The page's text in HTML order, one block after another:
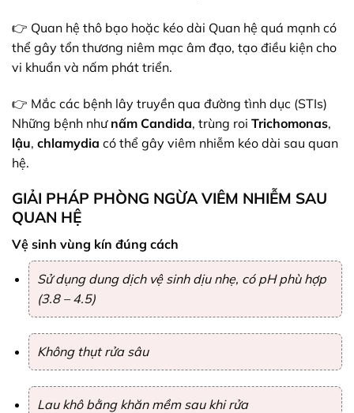
👉 Quan hệ thô bạo hoặc kéo dài Quan hệ quá mạnh có
thể gây tổn thương niêm mạc âm đạo, tạo điều kiện cho
vi khuẩn và nấm phát triển.
👉 Mắc các bệnh lây truyền qua đường tình dục (STIs)
Những bệnh như nấm Candida, trùng roi Trichomonas,
lậu, chlamydia có thể gây viêm nhiễm kéo dài sau quan
hệ.
GIẢI PHÁP PHÒNG NGỪA VIÊM NHIỄM SAU
QUAN HỆ
Vệ sinh vùng kín đúng cách
Sử dụng dung dịch vệ sinh dịu nhẹ, có pH phù hợp
(3.8 – 4.5)
Không thụt rửa sâu
Lau khô bằng khăn mềm sau khi rửa